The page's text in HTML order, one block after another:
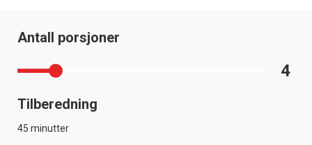
Antall porsjoner
4
Tilberedning
45 minutter